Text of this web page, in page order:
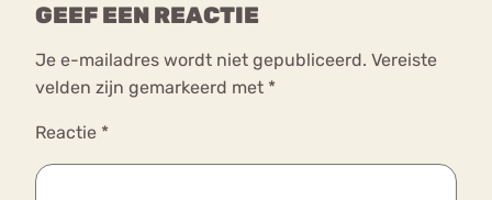
GEEF EEN REACTIE
Je e-mailadres wordt niet gepubliceerd. Vereiste
velden zijn gemarkeerd met *
Reactie *